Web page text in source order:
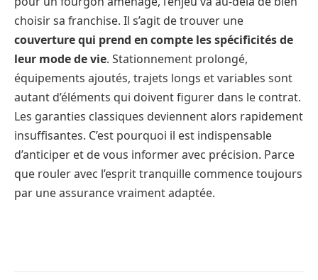
choisir sa franchise. Il s’agit de trouver une
couverture qui prend en compte les spécificités de
leur mode de vie. Stationnement prolongé,
équipements ajoutés, trajets longs et variables sont
autant d’éléments qui doivent figurer dans le contrat.
Les garanties classiques deviennent alors rapidement
insuffisantes. C’est pourquoi il est indispensable
d’anticiper et de vous informer avec précision. Parce
que rouler avec l’esprit tranquille commence toujours
par une assurance vraiment adaptée.